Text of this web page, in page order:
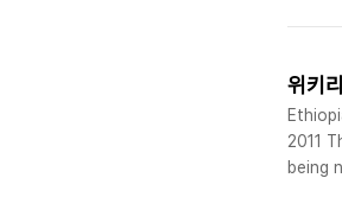
키리크
위키
2011
being